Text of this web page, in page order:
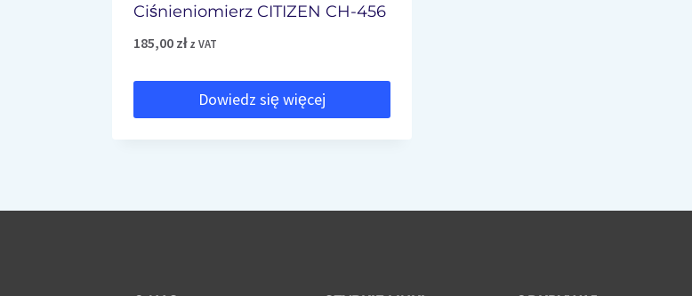
Ciśnieniomierz CITIZEN CH-456
185,00 zł z VAT
Dowiedz się więcej